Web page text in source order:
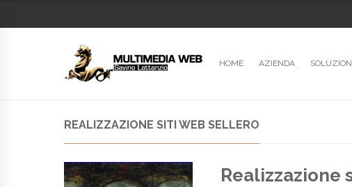
HOME AZIENDA
REALIZZAZIONE SITI WEB SELLERO
Realizzazione